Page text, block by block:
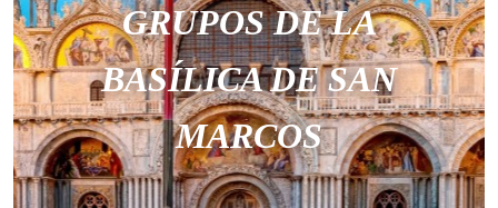
GRUPOS DE LA
BASÍLICA DE SAN
MARCOS